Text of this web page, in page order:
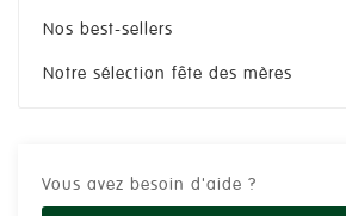
Nos best-sellers
Notre sélection fête des mères
Vous avez besoin d'aide ?